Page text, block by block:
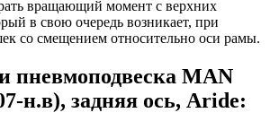
вращающий момент с верхних
в свою очередь возникает, при
со смещением относительно оси рамы.
пневмоподвеска MAN
н.в), задняя ось, Aride: